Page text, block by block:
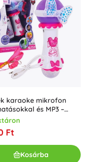
karaoke mikrofon
és MP3 –
Ft
Kosárba